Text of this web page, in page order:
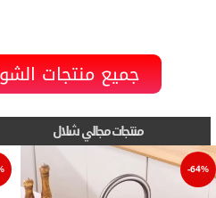
جميع منتجات
منتجات مجالي شلال
-64%